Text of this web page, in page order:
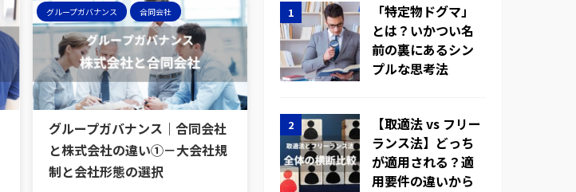
グループガバナンス 合同会社
グループガバナンス｜合同会社
と株式会社の違い①－大会社規
制と会社形態の選択
「特定物ドグマ」
とは？いかつい名
前の裏にあるシン
プルな思考法
【取適法 vs フリー
ランス法】どっち
が適用される？適
用要件の違いから